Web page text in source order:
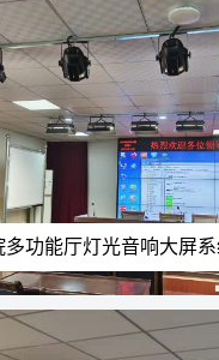
多功能厅灯光音响大屏